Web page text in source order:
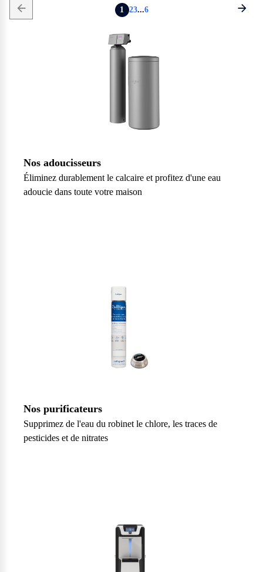
1 23...6
Nos adoucisseurs
Éliminez durablement le calcaire et profitez d'une eau
adoucie dans toute votre maison
Nos purificateurs
Supprimez de l'eau du robinet le chlore, les traces de
pesticides et de nitrates